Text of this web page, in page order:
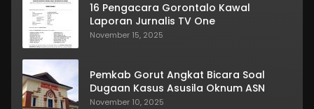
16 Pengacara Gorontalo Kawal
Laporan Jurnalis TV One
November 15, 2025
Pemkab Gorut Angkat Bicara Soal
Dugaan Kasus Asusila Oknum ASN
November 10, 2025